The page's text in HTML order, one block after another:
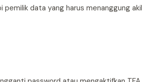
data yang harus menanggung